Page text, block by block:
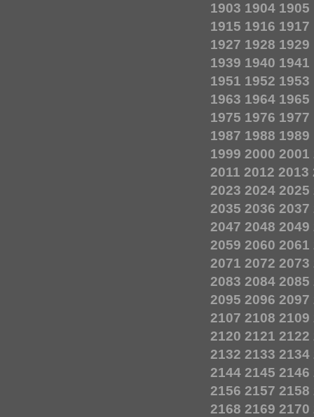
1903 1904 1905
1915 1916 1917
1927 1928 1929
1939 1940 1941
1951 1952 1953
1963 1964 1965
1975 1976 1977
1987 1988 1989
1999 2000 2001
2011 2012 2013
2023 2024 2025
2035 2036 2037
2047 2048 2049
2059 2060 2061
2071 2072 2073
2083 2084 2085
2095 2096 2097
2107 2108 2109
2120 2121 2122
2132 2133 2134
2144 2145 2146
2156 2157 2158
2168 2169 2170